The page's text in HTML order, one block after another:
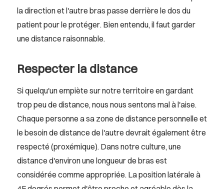
la direction et l'autre bras passe derrière le dos du
patient pour le protéger. Bien entendu, il faut garder
une distance raisonnable.
Respecter la distance
Si quelqu'un empiète sur notre territoire en gardant
trop peu de distance, nous nous sentons mal à l'aise.
Chaque personne a sa zone de distance personnelle et
le besoin de distance de l'autre devrait également être
respecté (proxémique). Dans notre culture, une
distance d'environ une longueur de bras est
considérée comme appropriée. La position latérale à